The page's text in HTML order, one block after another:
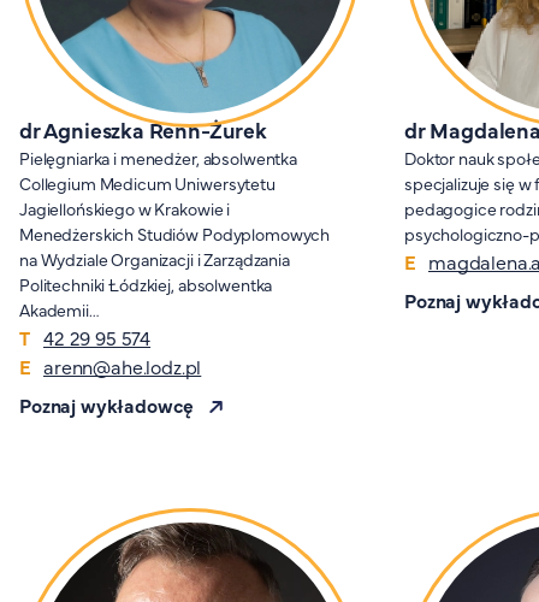
dr Agnieszka Renn-Żurek
Pielęgniarka i menedżer, absolwentka
Collegium Medicum Uniwersytetu
Jagiellońskiego w Krakowie i
Menedżerskich Studiów Podyplomowych
na Wydziale Organizacji i Zarządzania
Politechniki Łódzkiej, absolwentka
Akademii…
42 29 95 574
arenn@ahe.lodz.pl
Poznaj wykładowcę
dr
Doktor nauk
specjalizuje się w
pedagogice
psychologiczno-
Poznaj